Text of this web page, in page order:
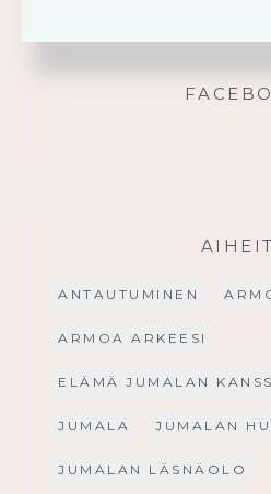
ANTAUTUMINEN
ARMOA ARKEESI
ELÄMÄ JUMALAN
JUMALA JUMALAN
JUMALAN LÄSNÄOLO